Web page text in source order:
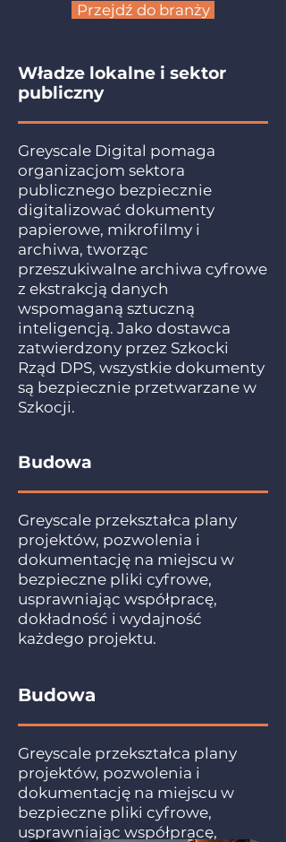
Przejdź do branży
Władze lokalne i sektor
publiczny
Greyscale Digital pomaga
organizacjom sektora
publicznego bezpiecznie
digitalizować dokumenty
papierowe, mikrofilmy i
archiwa, tworząc
przeszukiwalne archiwa cyfrowe
z ekstrakcją danych
wspomaganą sztuczną
inteligencją. Jako dostawca
zatwierdzony przez Szkocki
Rząd DPS, wszystkie dokumenty
są bezpiecznie przetwarzane w
Szkocji.
Budowa
Greyscale przekształca plany
projektów, pozwolenia i
dokumentację na miejscu w
bezpieczne pliki cyfrowe,
usprawniając współpracę,
dokładność i wydajność
każdego projektu.
Budowa
Greyscale przekształca plany
projektów, pozwolenia i
dokumentację na miejscu w
bezpieczne pliki cyfrowe,
usprawniając współpracę,